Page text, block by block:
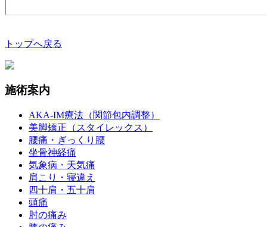
トップへ戻る
施術案内
AKA-IM療法（関節包内調整）
美脚矯正（スタイレックス）
腰痛・ぎっくり腰
坐骨神経痛
気象病・天気痛
肩こり・寝違え
四十肩・五十肩
頭痛
肘の痛み